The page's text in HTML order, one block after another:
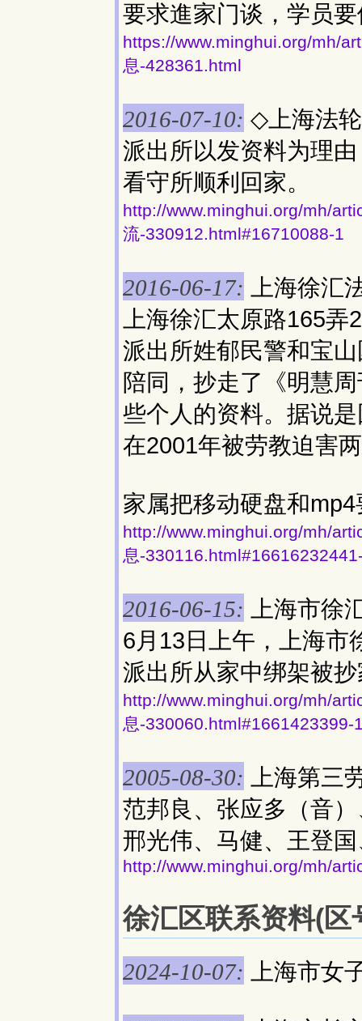
要求進家门谈，学员
https://www.minghui.org/mh/
息-428361.html
2016-07-10: ◇上海法
派出所以发资料为理
看守所顺利回家。
http://www.minghui.org/mh/
流-330912.html#16710088-1
2016-06-17: 上海徐汇
上海徐汇太原路165弄
派出所姓郁民警和宝
陪同，抄走了《明慧
些个人的资料。据说
在2001年被劳教迫害
家属把移动硬盘和
http://www.minghui.org/mh/
息-
2016-06-15: 上海市徐
6月13日上午，上海市
派出所从家中绑架被
http://www.minghui.org/mh/
息-330060.html#1661423399-
2005-08-30: 上海第三
范邦良、张应多（音
邢光伟、马健、王登
http://www.minghui.org/mh/
徐汇区联系资料(区
2024-10-07: 上海市女